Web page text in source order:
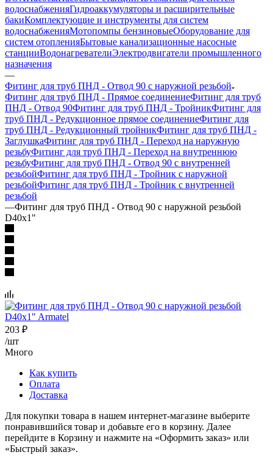
водоснабженияГидроаккумуляторы и расширительные
бакиКомплектующие и инструменты для систем
водоснабженияМотопомпы бензиновыеОборудование для
систем отопленияБытовые канализационные насосные
станцииВодонагревателиЭлектродвигатели промышленного
назначения
—
Фитинг для труб ПНД - Отвод 90 с наружной резьбой
Фитинг для труб ПНД - Прямое соединениеФитинг для труб
ПНД - Отвод 90Фитинг для труб ПНД - ТройникФитинг для
труб ПНД - Редукционное прямое соединениеФитинг для
труб ПНД - Редукционный тройникФитинг для труб ПНД -
ЗаглушкаФитинг для труб ПНД - Переход на наружную
резьбуФитинг для труб ПНД - Переход на внутреннюю
резьбуФитинг для труб ПНД - Отвод 90 с внутренней
резьбойФитинг для труб ПНД - Тройник с наружной
резьбойФитинг для труб ПНД - Тройник с внутренней
резьбой
—Фитинг для труб ПНД - Отвод 90 с наружной резьбой
D40x1"
203 ₽
/шт
Много
Как купить
Оплата
Доставка
Для покупки товара в нашем интернет-магазине выберите
понравившийся товар и добавьте его в корзину. Далее
перейдите в Корзину и нажмите на «Оформить заказ» или
«Быстрый заказ».